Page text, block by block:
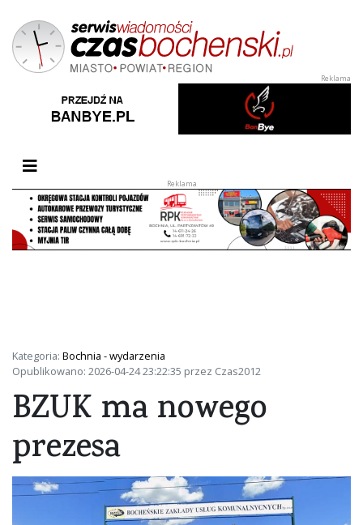
Przełącz nawigację
Kategoria: Bochnia - wydarzenia
Opublikowano: 2026-04-24 23:22:35 przez Czas2012
BZUK ma nowego
prezesa